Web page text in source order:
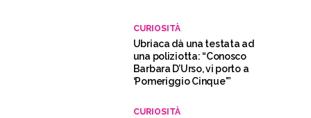
CURIOSITÀ
Ubriaca dà una testata ad
una poliziotta: “Conosco
Barbara D’Urso, vi porto a
‘Pomeriggio Cinque'”
CURIOSITÀ